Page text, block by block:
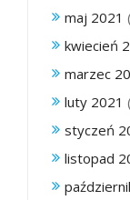
maj 2021
kwiecień
marzec
luty 2021
styczeń
listopad